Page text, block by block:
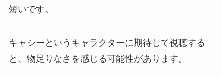
短いです。
キャシーというキャラクターに期待して視聴する
と、物足りなさを感じる可能性があります。